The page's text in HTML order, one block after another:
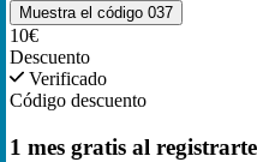
Muestra el código 037
10€
Descuento
Verificado
Código descuento
1 mes gratis al